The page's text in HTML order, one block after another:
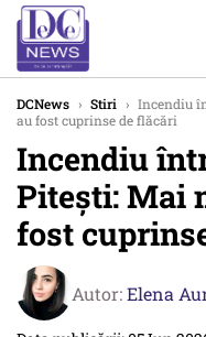
DCNews › Stiri › Incendiu
au fost cuprinse de flăcări
Incendiu
Pitești: Mai
fost
Autor:Elena